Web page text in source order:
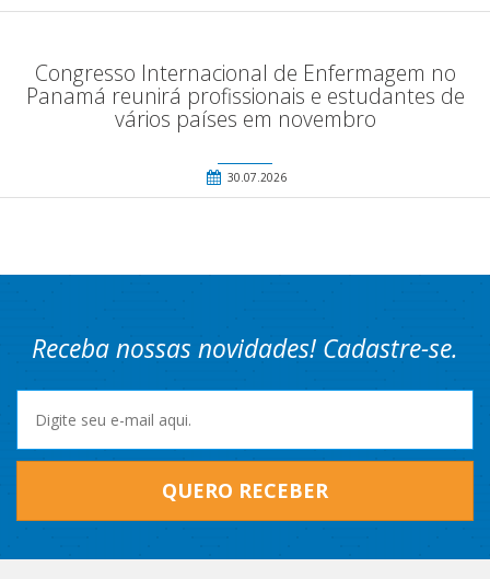
Congresso Internacional de Enfermagem no
Panamá reunirá profissionais e estudantes de
vários países em novembro
30.07.2026
Receba nossas novidades! Cadastre-se.
QUERO RECEBER